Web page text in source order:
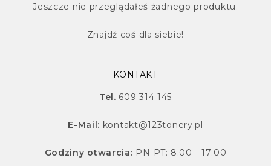
Jeszcze nie przeglądałeś żadnego produktu.
Znajdź coś dla siebie!
KONTAKT
Tel. 609 314 145
E-Mail: kontakt@123tonery.pl
Godziny otwarcia: PN-PT: 8:00 - 17:00